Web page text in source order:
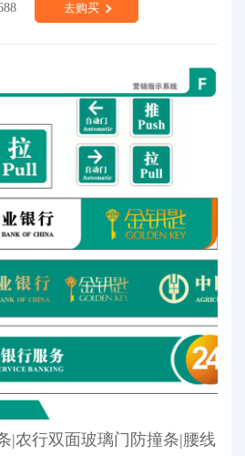
去购买
|农行双面玻璃门防撞条|腰线